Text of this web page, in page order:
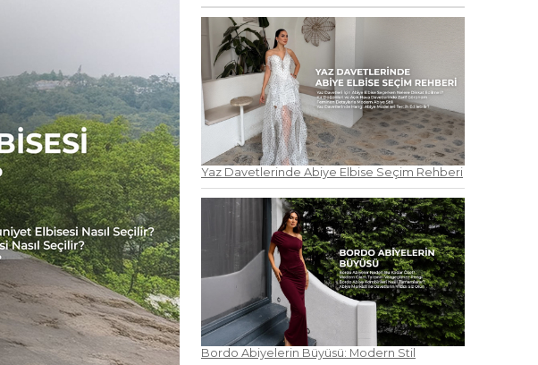
Yaz Davetlerinde Abiye Elbise Seçim Rehberi
Bordo Abiyelerin Büyüsü: Modern Stil